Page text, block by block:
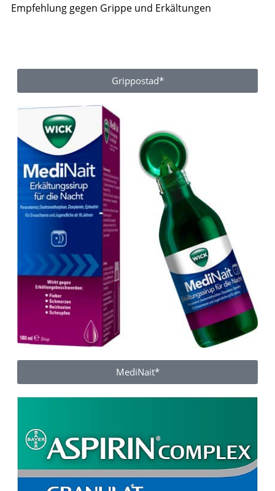
Empfehlung gegen Grippe und Erkältungen
Grippostad*
MediNait*